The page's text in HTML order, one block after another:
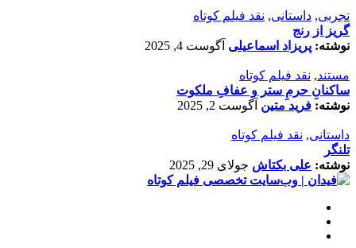
تجربی, داستانی, نقد فیلم کوتاه
گریز از رنج
نوشته: پریزاد اسماعیلی آگوست 4, 2025
مستند, نقد فیلم کوتاه
ساکنانِ حرمِ ستر و عفافِ ملکوت
نوشته: فرید متین آگوست 2, 2025
داستانی, نقد فیلم کوتاه
تلنگر
نوشته: علی بکتاش جولای 29, 2025